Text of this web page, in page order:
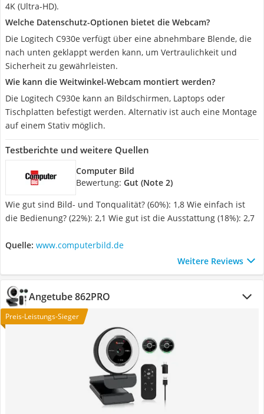
4K (Ultra-HD).
Welche Datenschutz-Optionen bietet die Webcam?
Die Logitech C930e verfügt über eine abnehmbare Blende, die
nach unten geklappt werden kann, um Vertraulichkeit und
Sicherheit zu gewährleisten.
Wie kann die Weitwinkel-Webcam montiert werden?
Die Logitech C930e kann an Bildschirmen, Laptops oder
Tischplatten befestigt werden. Alternativ ist auch eine Montage
auf einem Stativ möglich.
Testberichte und weitere Quellen
Computer Bild
Bewertung: Gut (Note 2)
Wie gut sind Bild- und Tonqualität? (60%): 1,8 Wie einfach ist
die Bedienung? (22%): 2,1 Wie gut ist die Ausstattung (18%): 2,7
Quelle: www.computerbild.de
Weitere Reviews
Angetube 862PRO
Preis-Leistungs-Sieger